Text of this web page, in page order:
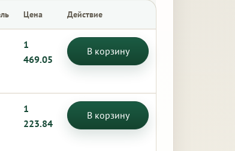
Цена Действие
1
469.05
В корзину
1
223.84
В корзину